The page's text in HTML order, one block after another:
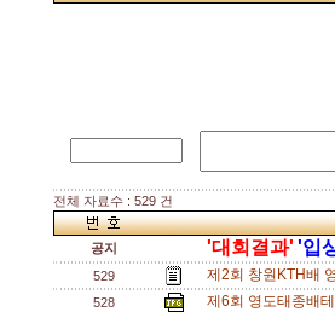
전체 자료수 : 529 건
공지 '대회결과' '입
529 제2회 창원KTH배
528 제6회 영도태종배